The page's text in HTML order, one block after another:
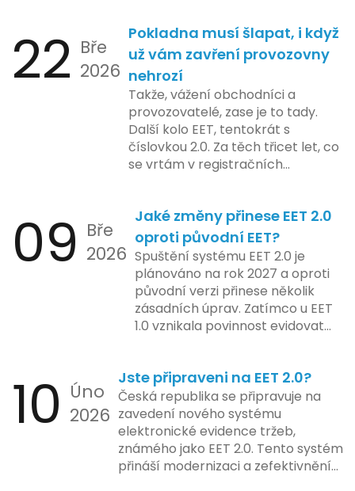
plánovaná na první pololetí
následujícího roku, je zaměřena
na školení a edukaci uživatelů,
včetně přípravy materiálů a
školení pro zaměstnavatele a
účetní firmy. V této fázi dojde
také k oficiálnímu spuštění
systému pro vybrané segmenty
podnikání. Třetí a konečná fáze
integraci systému EET 2.0 do
praxe, s povinností prodejců
zapojit se do nového systému,
včetně zvýšeného dohledu nad
dodržováním pravidel.
České republice. Povinnost uvést
telefonní číslo se týká všech
nově registrovaných domén, a
také může ovlivnit stávající
majitele domén při aktualizaci
jejich údajů.
22 Bře
2026
Pokladna musí šlapat, i když
už vám zavření provozovny
nehrozí
Takže, vážení obchodníci a
provozovatelé, zase je to tady.
Další kolo EET, tentokrát s
číslovkou 2.0. Za těch třicet let, co
se vrtám v registračních
pokladen, co se občas zasekly, až
po ty nejmodernější dotykové
systémy, co umí pomalu i kafe
uvařit. A jedno vím jistě: legislativa
se mění, ale základní pravidlo
zůstává – pokladna musí šlapat
jako hodinky. Jinak jsou problémy.
09 Bře
2026
Jaké změny přinese EET 2.0
oproti původní EET?
Spuštění systému EET 2.0 je
plánováno na rok 2027 a oproti
původní verzi přinese několik
zásadních úprav. Zatímco u EET
1.0 vznikala povinnost evidovat
bezhotovostní transakci – nově
se má tato povinnost odvíjet od
povahy podnikatelské činnosti a
způsobu interakce se
zákazníkem.
10 Úno
2026
Jste připraveni na EET 2.0?
Česká republika se připravuje na
zavedení nového systému
elektronické evidence tržeb,
známého jako EET 2.0. Tento systém
přináší modernizaci a zefektivnění